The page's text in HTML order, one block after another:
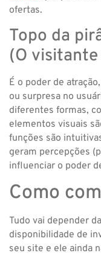
ofertas.
Topo da
(O
É o poder de
ou surpresa no
diferentes formas,
elementos visuais
funções são
geram percepções
influenciar o poder
Como
Tudo vai depender
disponibilidade de
seu site e ele ainda